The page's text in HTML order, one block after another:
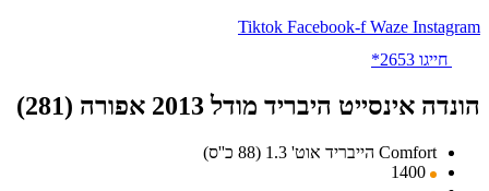
Tiktok Facebook-f Waze Instagram
חייגו 2653*
הונדה אינסייט היבריד מודל 2013 אפורה (281)
Comfort הייבריד אוט' 1.3 (88 כ''ס)
1400